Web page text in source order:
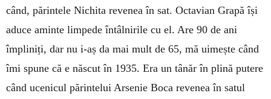
când, părintele Nichita revenea în sat. Octavian Grapă își
aduce aminte limpede întâlnirile cu el. Are 90 de ani
împliniți, dar nu i-aș da mai mult de 65, mă uimește când
îmi spune că e născut în 1935. Era un tânăr în plină putere
când ucenicul părintelui Arsenie Boca revenea în satul